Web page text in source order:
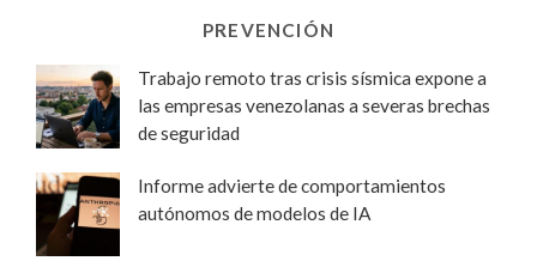
PREVENCIÓN
Trabajo remoto tras crisis sísmica expone a
las empresas venezolanas a severas brechas
de seguridad
Informe advierte de comportamientos
autónomos de modelos de IA